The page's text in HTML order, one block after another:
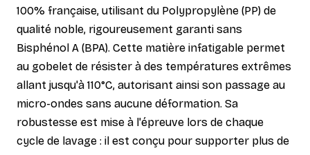
100% française, utilisant du Polypropylène (PP) de
qualité noble, rigoureusement garanti sans
Bisphénol A (BPA). Cette matière infatigable permet
au gobelet de résister à des températures extrêmes
allant jusqu'à 110°C, autorisant ainsi son passage au
micro-ondes sans aucune déformation. Sa
robustesse est mise à l'épreuve lors de chaque
cycle de lavage : il est conçu pour supporter plus de